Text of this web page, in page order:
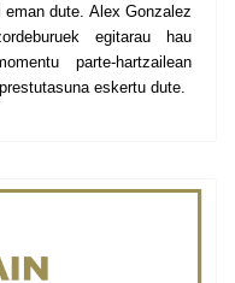
dute. Alex Gonzalez
egitarau hau
parte-hartzailean
eskertu dute.